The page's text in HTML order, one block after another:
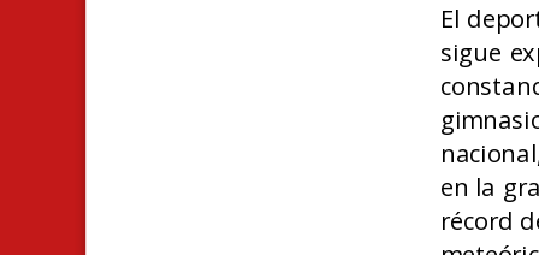
El
sigue
en la
récord